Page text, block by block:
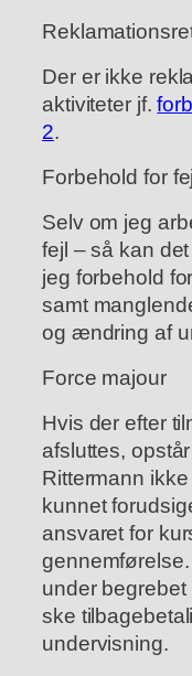
Der er ikke
aktiviteter jf.
2.
Forbehold for
Selv om jeg
fejl – så kan
jeg forbehold
samt
og ændring af
Force majour
Hvis der efter
afsluttes,
Rittermann
kunnet
ansvaret for
under
ske
undervisning.